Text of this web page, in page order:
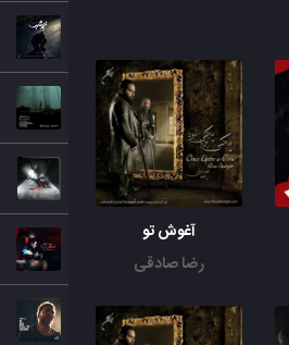
آغوش تو
رضا صادقی